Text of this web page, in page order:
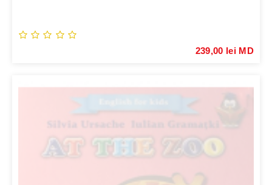
239,00 lei MD